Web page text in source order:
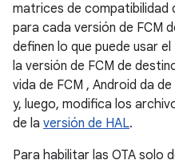
matrices de compatibilidad
para cada versión de FCM
definen lo que puede usar
la versión de FCM de
vida de FCM , Android da
y, luego, modifica los
de la versión de HAL.
Para habilitar las OTA solo